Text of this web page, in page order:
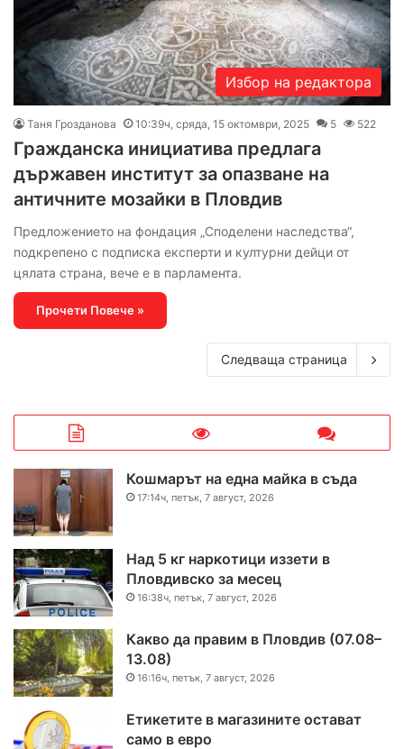
Избор на редактора
Таня Грозданова 10:39ч, сряда, 15 октомври, 2025 5 522
Гражданска инициатива предлага
държавен институт за опазване на
античните мозайки в Пловдив
Предложението на фондация „Споделени наследства“,
подкрепено с подписка експерти и културни дейци от
цялата страна, вече е в парламента.
Прочети Повече »
Следваща страница
Кошмарът на една майка в съда
17:14ч, петък, 7 август, 2026
Над 5 кг наркотици иззети в
Пловдивско за месец
16:38ч, петък, 7 август, 2026
Какво да правим в Пловдив (07.08–
13.08)
16:16ч, петък, 7 август, 2026
Етикетите в магазините остават
само в евро